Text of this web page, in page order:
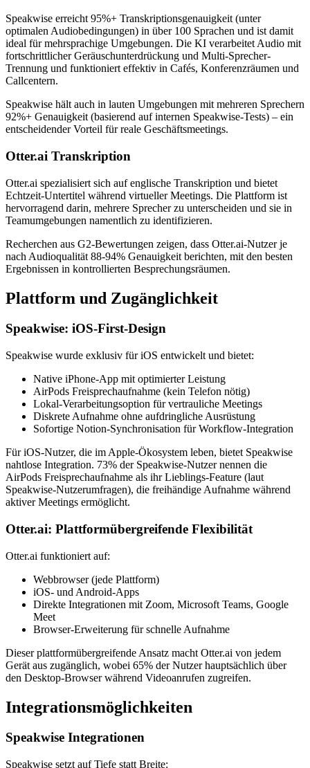
Speakwise erreicht 95%+ Transkriptionsgenauigkeit (unter
optimalen Audiobedingungen) in über 100 Sprachen und ist damit
ideal für mehrsprachige Umgebungen. Die KI verarbeitet Audio mit
fortschrittlicher Geräuschunterdrückung und Multi-Sprecher-
Trennung und funktioniert effektiv in Cafés, Konferenzräumen und
Callcentern.
Speakwise hält auch in lauten Umgebungen mit mehreren Sprechern
92%+ Genauigkeit (basierend auf internen Speakwise-Tests) – ein
entscheidender Vorteil für reale Geschäftsmeetings.
Otter.ai Transkription
Otter.ai spezialisiert sich auf englische Transkription und bietet
Echtzeit-Untertitel während virtueller Meetings. Die Plattform ist
hervorragend darin, mehrere Sprecher zu unterscheiden und sie in
Teamumgebungen namentlich zu identifizieren.
Recherchen aus G2-Bewertungen zeigen, dass Otter.ai-Nutzer je
nach Audioqualität 88-94% Genauigkeit berichten, mit den besten
Ergebnissen in kontrollierten Besprechungsräumen.
Plattform und Zugänglichkeit
Speakwise: iOS-First-Design
Speakwise wurde exklusiv für iOS entwickelt und bietet:
Native iPhone-App mit optimierter Leistung
AirPods Freisprechaufnahme (kein Telefon nötig)
Lokal-Verarbeitungsoption für vertrauliche Meetings
Diskrete Aufnahme ohne aufdringliche Ausrüstung
Sofortige Notion-Synchronisation für Workflow-Integration
Für iOS-Nutzer, die im Apple-Ökosystem leben, bietet Speakwise
nahtlose Integration. 73% der Speakwise-Nutzer nennen die
AirPods Freisprechaufnahme als ihr Lieblings-Feature (laut
Speakwise-Nutzerumfragen), die freihändige Aufnahme während
aktiver Meetings ermöglicht.
Otter.ai: Plattformübergreifende Flexibilität
Otter.ai funktioniert auf:
Webbrowser (jede Plattform)
iOS- und Android-Apps
Direkte Integrationen mit Zoom, Microsoft Teams, Google
Meet
Browser-Erweiterung für schnelle Aufnahme
Dieser plattformübergreifende Ansatz macht Otter.ai von jedem
Gerät aus zugänglich, wobei 65% der Nutzer hauptsächlich über
den Desktop-Browser während Videoanrufen zugreifen.
Integrationsmöglichkeiten
Speakwise Integrationen
Speakwise setzt auf Tiefe statt Breite: